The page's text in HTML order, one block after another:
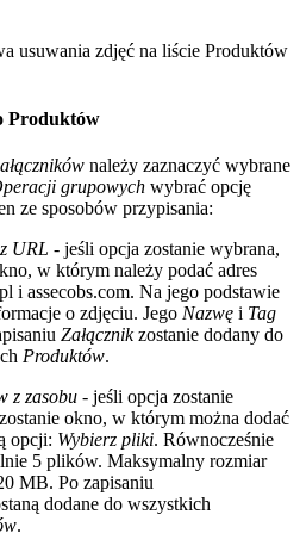
usuwania zdjęć na liście Produktów
Produktów
należy zaznaczyć wybrane
grupowych wybrać opcję
ze sposobów przypisania:
URL - jeśli opcja zostanie wybrana,
w którym należy podać adres
i assecobs.com. Na jego podstawie
o zdjęciu. Jego Nazwę i Tag
Załącznikzostanie dodany do
Produktów.
z zasobu - jeśli opcja zostanie
okno, w którym można dodać
opcji: Wybierz pliki. Równocześnie
5 plików. Maksymalny rozmiar
MB. Po zapisaniu
dodane do wszystkich
.